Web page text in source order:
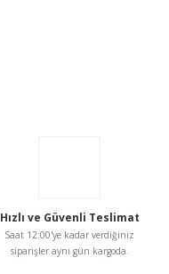
Hızlı ve Güvenli Teslimat
Saat 12:00'ye kadar verdiğiniz
siparişler aynı gün kargoda.